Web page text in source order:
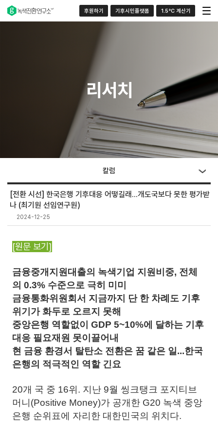
후원하기 기후시민플랫폼 1.5°C 계산기
리서치
칼럼
[전환 시선] 한국은행 기후대응 어떻길래...개도국보다 못한 평가받
나 (최기원 선임연구원)
2024-12-25
​[원문 보기]
금융중개지원대출의 녹색기업 지원비중, 전체
의 0.3% 수준으로 극히 미미
금융통화위원회서 지금까지 단 한 차례도 기후
위기가 화두로 오르지 못해
중앙은행 역할없이 GDP 5~10%에 달하는 기후
대응 필요재원 못이끌어내
현 금융 환경서 탈탄소 전환은 꿈 같은 일...한국
은행의 적극적인 역할 긴요
20개 국 중 16위. 지난 9월 씽크탱크 포지티브
머니(Positive Money)가 공개한 G20 녹색 중앙
은행 순위표에 자리한 대한민국의 위치다.